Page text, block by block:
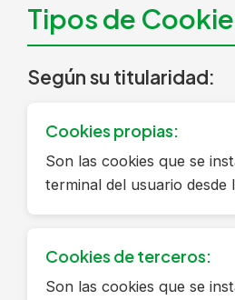
Tipos de
Según su titularidad:
Cookies propias:
Son las cookies que se
terminal del usuario desde
Cookies de terceros:
Son las cookies que se